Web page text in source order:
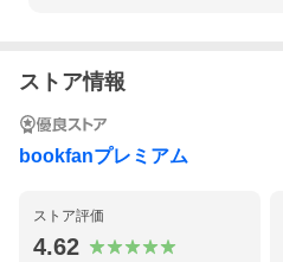
ストア情報
bookfanプレミアム
ストア評価
4.62